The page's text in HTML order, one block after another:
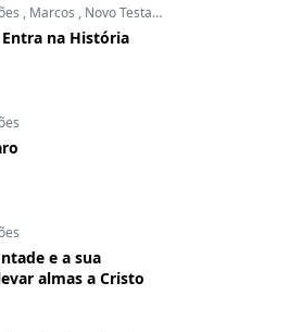
, Marcos , Novo Testamento
Entra na História
e a sua
almas a Cristo